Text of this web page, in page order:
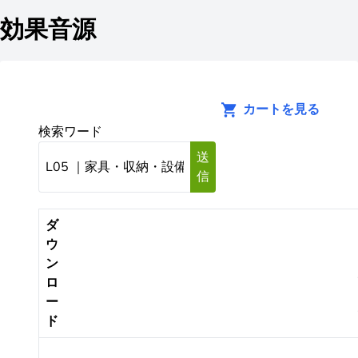
効果音源
カートを見る
検索ワード
送
信
ダ
ウ
ン
ロ
ー
ド